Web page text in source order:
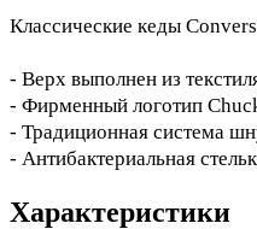
Классические кеды
- Верх выполнен из
- Фирменный логотип
- Традиционная система
- Антибактериальная
Характеристики